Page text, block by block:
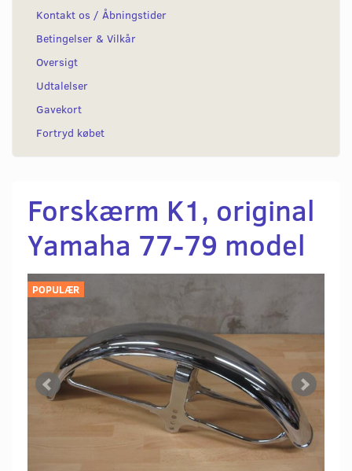
Kontakt os / Åbningstider
Betingelser & Vilkår
Oversigt
Udtalelser
Gavekort
Fortryd købet
Forskærm K1, original
Yamaha 77-79 model
POPULÆR